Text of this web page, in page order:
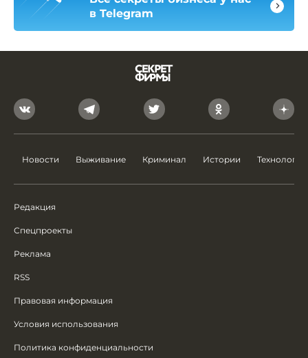
в Telegram
Новости Выживание Криминал Истории Технологии
Редакция
Спецпроекты
Реклама
RSS
Правовая информация
Условия использования
Политика конфиденциальности